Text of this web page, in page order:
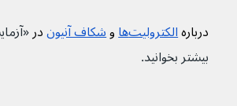
درباره الکترولیت‌ها و شکاف آنیون در
بیشتر بخوانید.